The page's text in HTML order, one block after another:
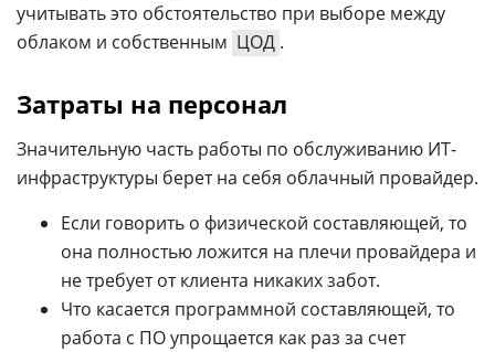
учитывать это обстоятельство при выборе между
облаком и собственным ЦОД .
Затраты на персонал
Значительную часть работы по обслуживанию ИТ-
инфраструктуры берет на себя облачный провайдер.
Если говорить о физической составляющей, то
она полностью ложится на плечи провайдера и
не требует от клиента никаких забот.
Что касается программной составляющей, то
работа с ПО упрощается как раз за счет